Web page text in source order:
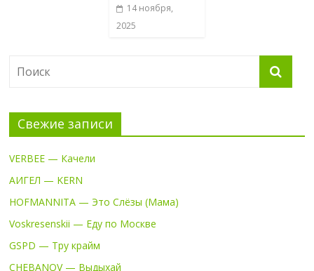
14 ноября,
2025
Свежие записи
VERBEE — Качели
АИГЕЛ — KERN
HOFMANNITA — Это Слёзы (Мама)
Voskresenskii — Еду по Москве
GSPD — Тру крайм
CHEBANOV — Выдыхай